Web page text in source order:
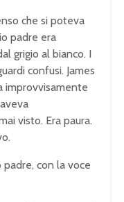
che si poteva
padre era
grigio al bianco. I
confusi. James
improvvisamente
visto. Era paura.
padre, con la voce